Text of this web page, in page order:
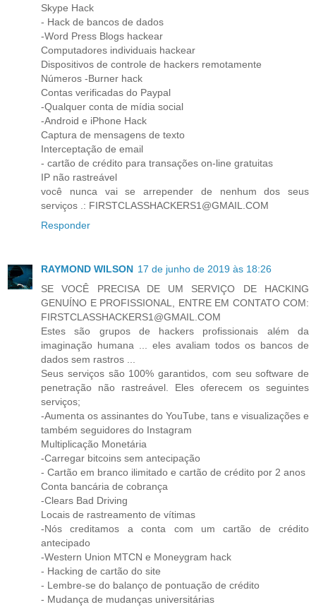
Skype Hack
- Hack de bancos de dados
-Word Press Blogs hackear
Computadores individuais hackear
Dispositivos de controle de hackers remotamente
Números -Burner hack
Contas verificadas do Paypal
-Qualquer conta de mídia social
-Android e iPhone Hack
Captura de mensagens de texto
Interceptação de email
- cartão de crédito para transações on-line gratuitas
IP não rastreável
você nunca vai se arrepender de nenhum dos seus
serviços .: FIRSTCLASSHACKERS1@GMAIL.COM
Responder
RAYMOND WILSON 17 de junho de 2019 às 18:26
SE VOCÊ PRECISA DE UM SERVIÇO DE HACKING
GENUÍNO E PROFISSIONAL, ENTRE EM CONTATO COM:
FIRSTCLASSHACKERS1@GMAIL.COM
Estes são grupos de hackers profissionais além da
imaginação humana ... eles avaliam todos os bancos de
dados sem rastros ...
Seus serviços são 100% garantidos, com seu software de
penetração não rastreável. Eles oferecem os seguintes
serviços;
-Aumenta os assinantes do YouTube, tans e visualizações e
também seguidores do Instagram
Multiplicação Monetária
-Carregar bitcoins sem antecipação
- Cartão em branco ilimitado e cartão de crédito por 2 anos
Conta bancária de cobrança
-Clears Bad Driving
Locais de rastreamento de vítimas
-Nós creditamos a conta com um cartão de crédito
antecipado
-Western Union MTCN e Moneygram hack
- Hacking de cartão do site
- Lembre-se do balanço de pontuação de crédito
- Mudança de mudanças universitárias